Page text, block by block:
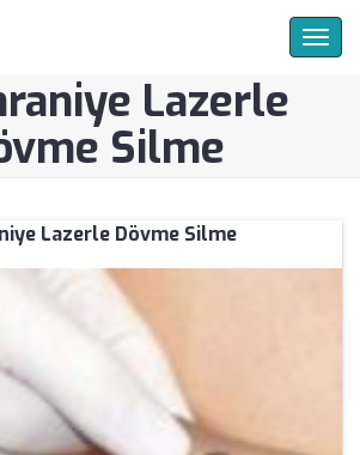
Lazerle
Silme
Lazerle Dövme Silme